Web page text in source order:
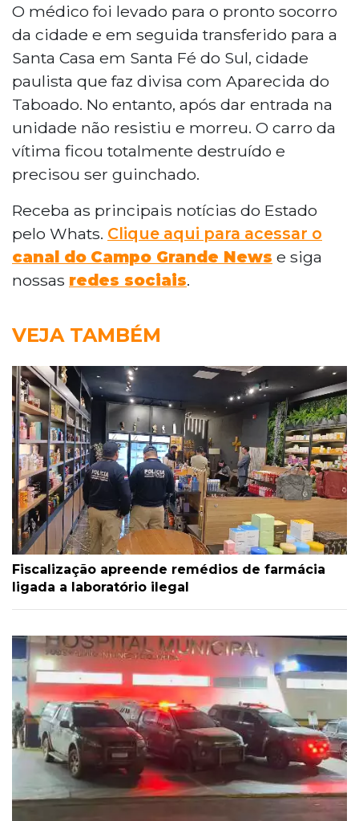
O médico foi levado para o pronto socorro
da cidade e em seguida transferido para a
Santa Casa em Santa Fé do Sul, cidade
paulista que faz divisa com Aparecida do
Taboado. No entanto, após dar entrada na
unidade não resistiu e morreu. O carro da
vítima ficou totalmente destruído e
precisou ser guinchado.
Receba as principais notícias do Estado
pelo Whats. Clique aqui para acessar o
canal do Campo Grande News e siga
nossas redes sociais.
VEJA TAMBÉM
Fiscalização apreende remédios de farmácia
ligada a laboratório ilegal